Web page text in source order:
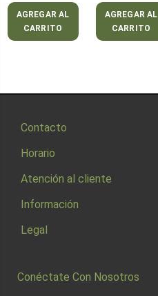
AGREGAR AL
CARRITO
AGREGAR AL
CARRITO
Contacto
Horario
Atención al cliente
Información
Legal
Conéctate Con Nosotros